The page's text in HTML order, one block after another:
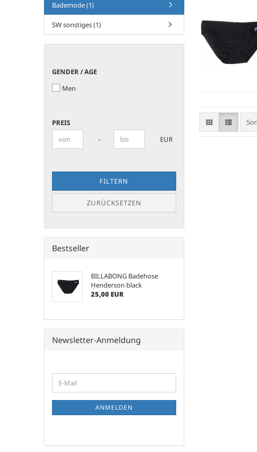
Bademode (1)
SW sonstiges (1)
GENDER
AGE
GENDER / AGE
Men
PREIS
Preis bis
- EUR
FILTERN
ZURÜCKSETZEN
Bestseller
BILLABONG Badehose
Henderson black
25,00 EUR
Newsletter-Anmeldung
ZUR
NEWSLETTER-
E-
Mail
ANMELDEN